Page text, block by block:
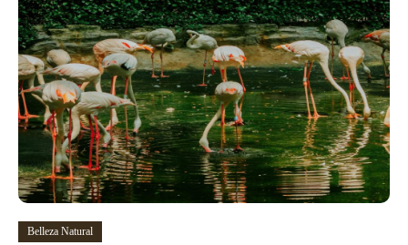
Belleza Natural